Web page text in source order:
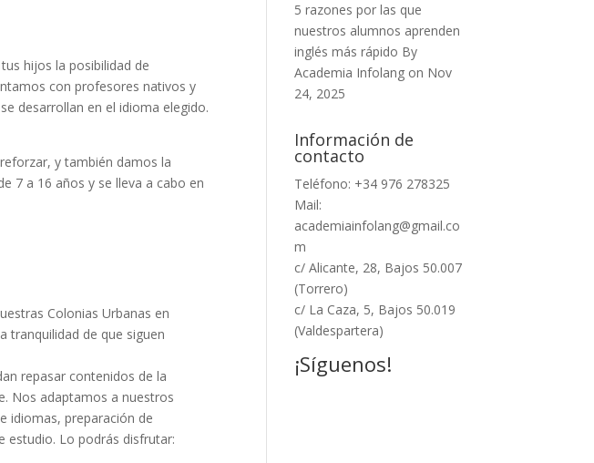
hijos la posibilidad de
con profesores nativos y
desarrollan en el idioma elegido.
y también damos la
7 a 16 años y se lleva a cabo en
Colonias Urbanas en
tranquilidad de que siguen
repasar contenidos de la
Nos adaptamos a nuestros
idiomas, preparación de
estudio. Lo podrás disfrutar:
5 razones por las que
nuestros alumnos aprenden
inglés más rápido By
Academia Infolang on Nov
24, 2025
Información de
contacto
Teléfono: +34 976 278325
Mail:
academiainfolang@gmail.co
m
c/ Alicante, 28, Bajos 50.007
(Torrero)
c/ La Caza, 5, Bajos 50.019
(Valdespartera)
¡Síguenos!